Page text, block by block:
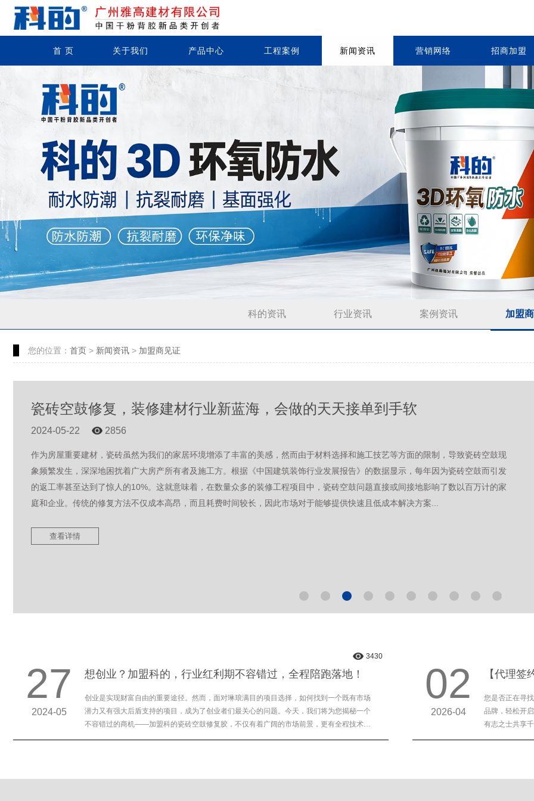
首 页 关于我们 产品中心 工程案例 新闻资讯 营销网络 招商加盟
科的资讯 行业资讯 案例资讯 加盟
您的位置： 首页 > 新闻资讯 > 加盟商见证
瓷砖空鼓修复，装修建材行业新蓝海，会做的天天接单到手软
2024-05-22 2856
作为房屋重要建材，瓷砖虽然为我们的家居环境增添了丰富的美感，然而由于材料选择和施工技艺等方面的限制，导致瓷砖空鼓现
象频繁发生，深深地困扰着广大房产所有者及施工方。根据《中国建筑装饰行业发展报告》的数据显示，每年因为瓷砖空鼓而引发
的返工率甚至达到了惊人的10%。这就意味着，在数量众多的装修工程项目中，瓷砖空鼓问题直接或间接地影响了数以百万计的家
庭和企业。传统的修复方法不仅成本高昂，而且耗费时间较长，因此市场对于能够提供快速且低成本解决方案...
查看详情
27
2024-05
3430
想创业？加盟科的，行业红利期不容错过，全程陪跑落地！
创业是实现财富自由的重要途径。然而，面对琳琅满目的项目选择，如何找到一个既有市场
潜力又有强大后盾支持的项目，成为了创业者们最关心的问题。今天，我们将为您揭秘一个
不容错过的商机——加盟科的瓷砖空鼓修复胶，不仅有着广阔的市场前景，更有全程技术和
02
2026-04
您是否正在寻
品牌，轻松开
有志之士共享千亿市场红利！ - 为什么选择科